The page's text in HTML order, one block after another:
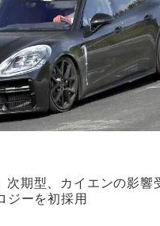
次期型、カイエンの影響
ジーを初採用